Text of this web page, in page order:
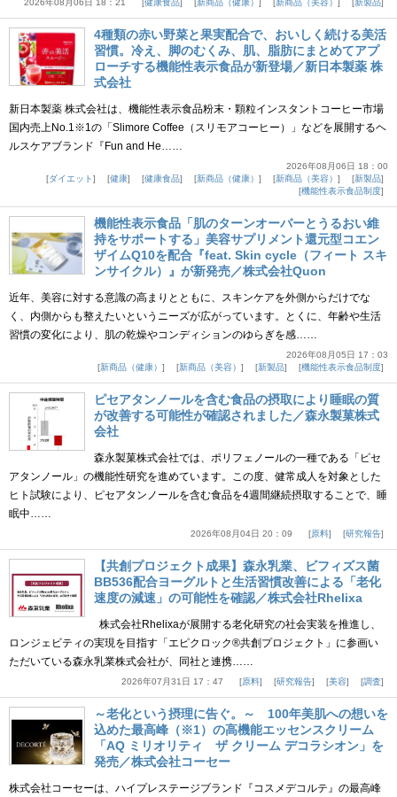
2026年08月06日 18：21 健康食品 新商品（健康） 新商品（美容） 新製品
4種類の赤い野菜と果実配合で、おいしく続ける美活
習慣。冷え、脚のむくみ、肌、脂肪にまとめてアプ
ローチする機能性表示食品が新登場／新日本製薬 株
式会社
新日本製薬 株式会社は、機能性表示食品粉末・顆粒インスタントコーヒー市場
国内売上No.1※1の「Slimore Coffee（スリモアコーヒー）」などを展開するヘ
ルスケアブランド『Fun and He……
2026年08月06日 18：00
ダイエット
健康 健康食品 新商品（健康） 新商品（美容）
新製品
機能性表示食品制度
機能性表示食品「肌のターンオーバーとうるおい維
持をサポートする」美容サプリメント還元型コエン
ザイムQ10を配合『feat. Skin cycle（フィート スキ
ンサイクル）』が新発売／株式会社Quon
近年、美容に対する意識の高まりとともに、スキンケアを外側からだけでな
く、内側からも整えたいというニーズが広がっています。とくに、年齢や生活
習慣の変化により、肌の乾燥やコンディションのゆらぎを感……
2026年08月05日 17：03
新商品（健康）
新商品（美容） 新製品 機能性表示食品制度
ピセアタンノールを含む食品の摂取により睡眠の質
が改善する可能性が確認されました／森永製菓株式
会社
森永製菓株式会社では、ポリフェノールの一種である「ピセ
アタンノール」の機能性研究を進めています。この度、健常成人を対象とした
ヒト試験により、ピセアタンノールを含む食品を4週間継続摂取することで、睡
眠中……
2026年08月04日 20：09 原料 研究報告
【共創プロジェクト成果】森永乳業、ビフィズス菌
BB536配合ヨーグルトと生活習慣改善による「老化
速度の減速」の可能性を確認／株式会社Rhelixa
株式会社Rhelixaが展開する老化研究の社会実装を推進し、
ロンジェビティの実現を目指す「エピクロック®共創プロジェクト」に参画い
ただいている森永乳業株式会社が、同社と連携……
2026年07月31日 17：47 原料 研究報告 美容 調査
～老化という摂理に告ぐ。～ 100年美肌への想いを
込めた最高峰（※1）の高機能エッセンスクリーム
「AQ ミリオリティ ザ クリーム デコラシオン」を
発売／株式会社コーセー
株式会社コーセーは、ハイプレステージブランド『コスメデコルテ』の最高峰